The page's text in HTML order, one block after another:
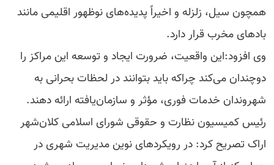
همچون سیل، زلزله و اخیراً پدیده‌های نوظهور اقلیمی مانند
بادهای مخرب قرار دارد.
وی افزود:این واقعیت، ضرورت ایجاد و توسعه این مراکز را
دوچندان می‌کند چراکه باید بتوانند در لحظات بحرانی به
شهروندان خدمات فوری، مؤثر و سازمان‌یافته ارائه دهند.
رئیس کمیسیون نظارت و حقوقی شورای اسلامی کلان‌شهر
اراک تصریح کرد: در رویکردهای نوین مدیریت شهری در